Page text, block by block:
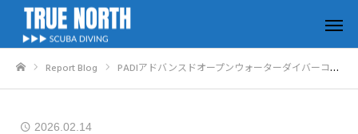
Report Blog PADIアドバンスドオープンウォーターダイバーコース報告
2026.02.14